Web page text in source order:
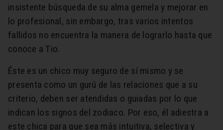
insistente búsqueda de su alma gemela y mejorar en
lo profesional, sin embargo, tras varios intentos
fallidos no encuentra la manera de lograrlo hasta que
conoce a Tio.
Éste es un chico muy seguro de sí mismo y se
presenta como un gurú de las relaciones que a su
criterio, deben ser atendidas o guiadas por lo que
indican los signos del zodiaco. Por eso, él adiestra a
este chica para que sea más intuitiva, selectiva y